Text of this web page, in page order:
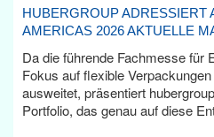
HUBERGROUP ADRESSIERT
AMERICAS 2026 AKTUELLE
Da die führende Fachmesse für
Fokus auf flexible
ausweitet, präsentiert
Portfolio, das genau auf diese